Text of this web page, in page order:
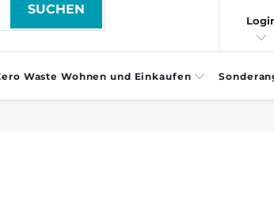
SUCHEN
Waste Wohnen und Einkaufen